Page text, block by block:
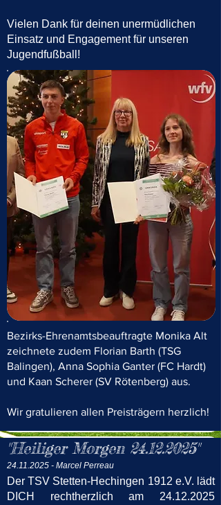
Vielen Dank für deinen unermüdlichen
Einsatz und Engagement für unseren
Jugendfußball!
Bezirks-Ehrenamtsbeauftragte Monika Alt
zeichnete zudem Florian Barth (TSG
Balingen), Anna Sophia Ganter (FC Hardt)
und Kaan Scherer (SV Rötenberg) aus.
Wir gratulieren allen Preisträgern herzlich!
"Heiliger Morgen 24.12.2025"
24.11.2025 - Marcel Perreau
Der TSV Stetten-Hechingen 1912 e.V. lädt
DICH rechtherzlich am 24.12.2025